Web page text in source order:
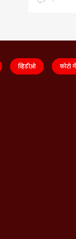
व्हिडीओ फोटो